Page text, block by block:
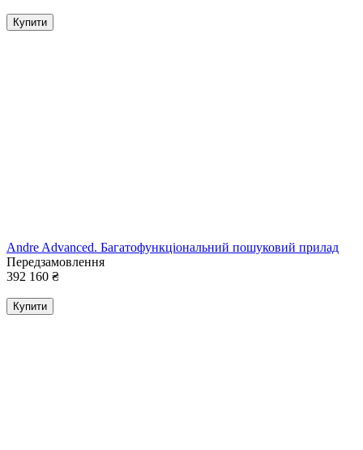
Купити
Andre Advanced. Багатофункціональний пошуковий прилад
Передзамовлення
392 160 ₴
Купити